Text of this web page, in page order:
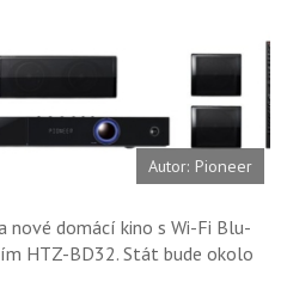
a
F
a
c
b
o
o
u
X
Autor: Pioneer
nové domácí kino s Wi-Fi Blu-
HTZ-BD32. Stát bude okolo